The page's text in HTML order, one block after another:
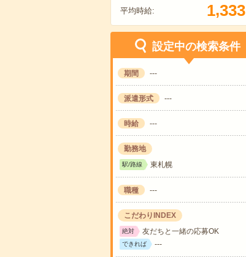
平均時給: 1,333
設定中の検索条件
期間 ---
派遣形式 ---
時給 ---
勤務地
駅/路線 東札幌
職種 ---
こだわりINDEX
絶対 友だちと一緒の応募OK
できれば ---